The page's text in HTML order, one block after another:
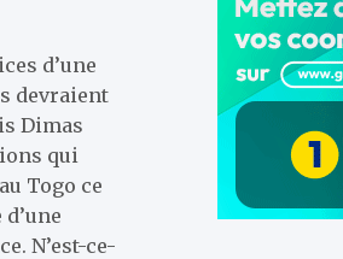
d’une
devraient
Dimas
qui
Togo ce
N’est-ce-